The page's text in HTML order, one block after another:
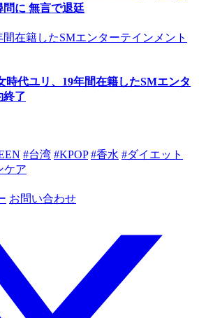
に 無言で退廷
時代ユリ、19年間在籍したSMエンタ
終了
#台湾 #KPOP #香水 #ダイエット
ケア
お問い合わせ